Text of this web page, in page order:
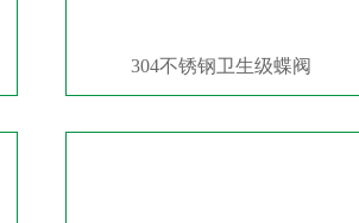
304不锈钢卫生级蝶阀